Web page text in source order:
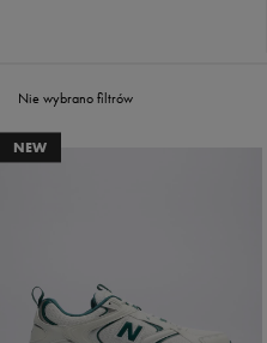
Nie wybrano filtrów
NEW